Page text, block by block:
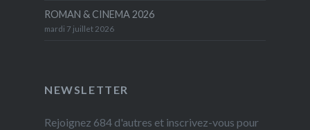
ROMAN & CINEMA 2026
mardi 7 juillet 2026
NEWSLETTER
Rejoignez 684 d'autres et inscrivez-vous pour